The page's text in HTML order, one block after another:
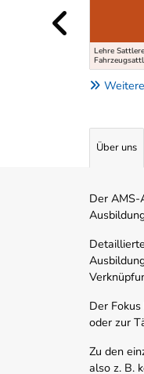
Lehre
Über uns
Der AMS-
Der
oder zur
Zu den
also z. B.